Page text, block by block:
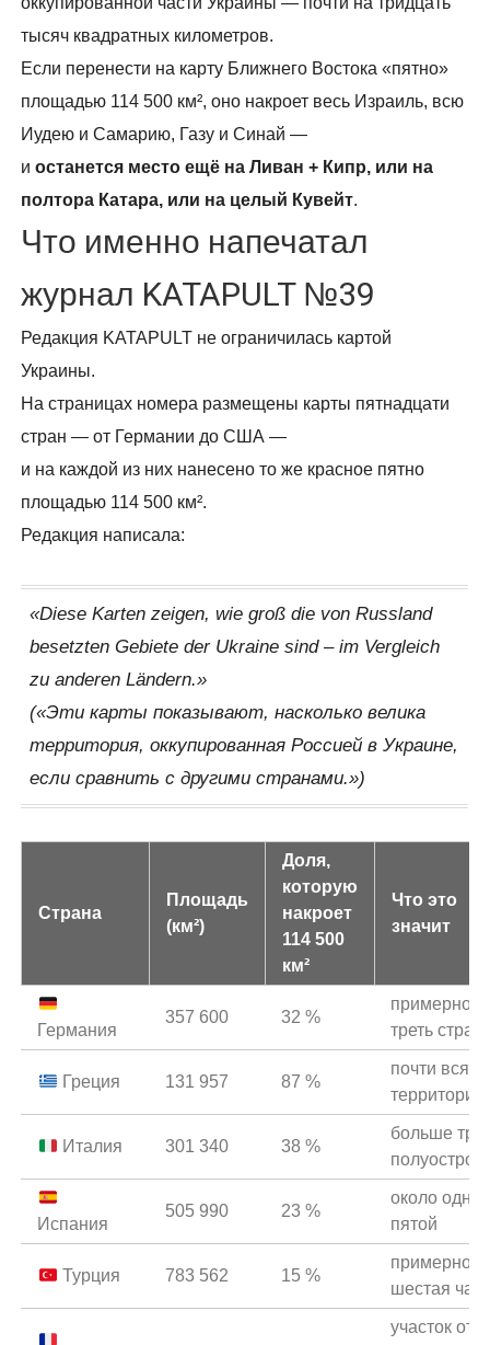
тысяч квадратных километров.
Если перенести на карту Ближнего Востока «пятно»
площадью 114 500 км², оно накроет весь Израиль, всю
Иудею и Самарию, Газу и Синай —
иостанется место ещё на Ливан + Кипр, или на
полтора Катара, или на целый Кувейт.
Что именно напечатал
журнал KATAPULT №39
Редакция KATAPULT не ограничилась картой
Украины.
На страницах номера размещены карты пятнадцати
стран — от Германии до США —
и на каждой из них нанесено то же красное пятно
площадью 114 500 км².
Редакция написала:
«Diese Karten zeigen, wie groß die von Russland
besetzten Gebiete der Ukraine sind – im Vergleich
zu anderen Ländern.»
(«Эти карты показывают, насколько велика
территория, оккупированная Россией в Украине,
если сравнить с другими странами.»)
Страна
Площадь
(км²)
Доля,
которую
накроет
114 500
км²
Что это
значит
Германия
357 600 32 %
примерно
треть
Греция 131 957 87 %
почти вся
территория
Италия 301 340 38 %
больше
Испания
505 990 23 %
около
пятой
Турция 783 562 15 %
примерно
шестая
участок от